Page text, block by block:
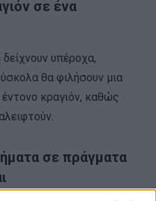
σε ένα
υπέροχα,
θα φιλήσουν μια
κραγιόν, καθώς
σε πράγματα